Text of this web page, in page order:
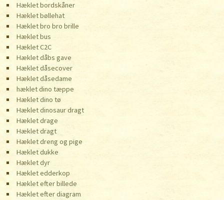
Hæklet bordskåner
Hæklet bøllehat
Hæklet bro bro brille
Hæklet bus
Hæklet C2C
Hæklet dåbs gave
Hæklet dåsecover
Hæklet dåsedame
hæklet dino tæppe
Hæklet dino tø
Hæklet dinosaur dragt
Hæklet drage
Hæklet dragt
Hæklet dreng og pige
Hæklet dukke
Hæklet dyr
Hæklet edderkop
Hæklet efter billede
Hæklet efter diagram